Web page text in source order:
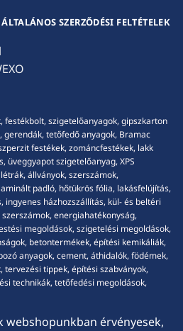
ÁLTALÁNOS SZERZŐDÉSI FELTÉTELEK
festékbolt, szigetelőanyagok, gipszkarton
gerendák, tetőfedő anyagok, Bramac
festékek, zománcfestékek, lakk
üveggyapot szigetelőanyag, XPS
állványok, szerszámok,
padló, hőtükrös fólia, lakásfelújítás,
ingyenes házhozszállítás, kül- és beltéri
energiahatékonyság,
megoldások, szigetelési megoldások,
betontermékek, építési kemikáliák,
anyagok, cement, áthidalók, födémek,
tervezési tippek, építési szabványok,
technikák, tetőfedési megoldások,
érvényesek,